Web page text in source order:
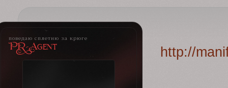
поведаю сплетню за крюге
PR-Agent http://